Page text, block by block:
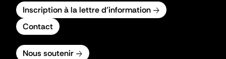
Inscription à la lettre d'information
Contact
Nous soutenir